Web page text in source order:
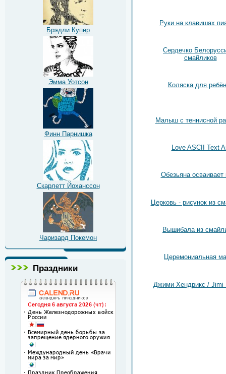
Брэдли Купер
Эмма Уотсон
Финн Парнишка
Скарлетт Йоханссон
Чаризард Покемон
Праздники
Руки на клавишах
Сердечко
смайликов
Коляска для
Малыш с теннисной
Love ASCII Text
Обезьяна осваивает
Церковь - рисунок из
Вышибала из
Церемониальная
Джими Хендрикс / Jimi